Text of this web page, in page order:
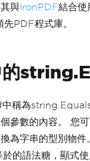
與IronPDF結合
PDF程式庫。
稱為
參數的內容。 您
為字串的型別物
於的語法糖，顯式